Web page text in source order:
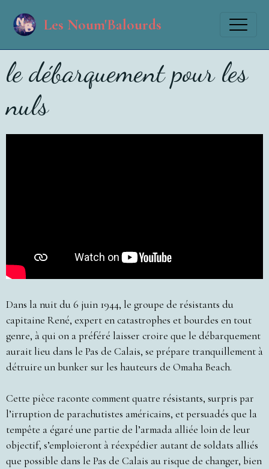
Les Noum'Balourds
le débarquement pour les
nuls
Dans la nuit du 6 juin 1944, le groupe de résistants du
capitaine René, expert en catastrophes et bourdes en tout
genre, à qui on a préféré laisser croire que le débarquement
aurait lieu dans le Pas de Calais, se prépare tranquillement à
détruire un bunker sur les hauteurs de Omaha Beach.
Cette pièce raconte comment quatre résistants, surpris par
l’irruption de parachutistes américains, et persuadés que la
tempête a égaré une partie de l’armada alliée loin de leur
objectif, s’emploieront à réexpédier autant de soldats alliés
que possible dans le Pas de Calais au risque de changer, bien